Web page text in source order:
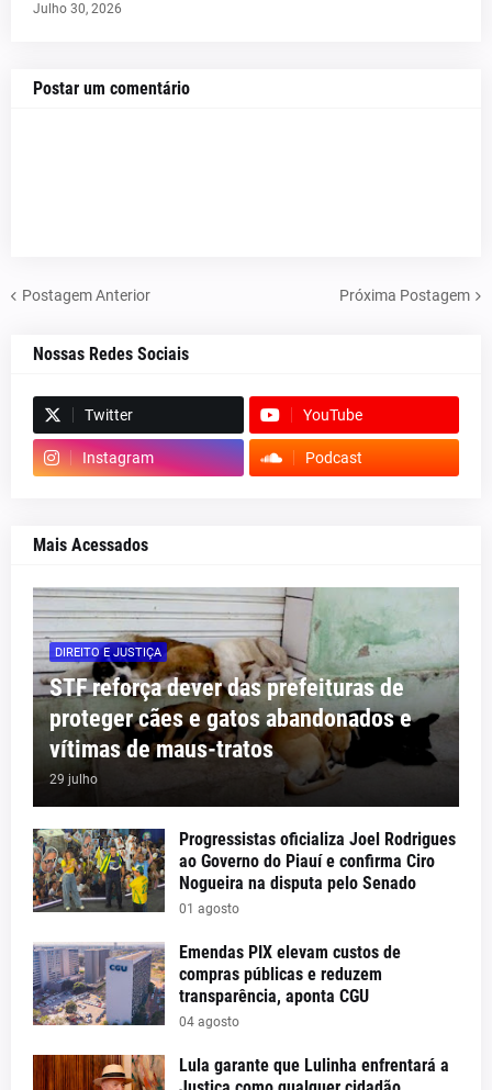
Julho 30, 2026
Postar um comentário
Postagem Anterior Próxima Postagem
Nossas Redes Sociais
Twitter YouTube
Instagram Podcast
Mais Acessados
DIREITO E JUSTIÇA
STF reforça dever das prefeituras de
proteger cães e gatos abandonados e
vítimas de maus-tratos
29 julho
Progressistas oficializa Joel Rodrigues
ao Governo do Piauí e confirma Ciro
Nogueira na disputa pelo Senado
01 agosto
Emendas PIX elevam custos de
compras públicas e reduzem
transparência, aponta CGU
04 agosto
Lula garante que Lulinha enfrentará a